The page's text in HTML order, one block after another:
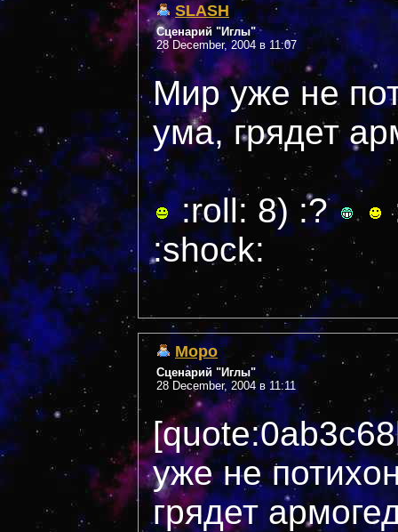
SLASH
Сценарий "Иглы"
28 December, 2004 в 11:07
Мир уже не
ума, грядет
:roll: 8) :?
:shock:
Mopo
Сценарий "Иглы"
28 December, 2004 в 11:11
уже не
грядет